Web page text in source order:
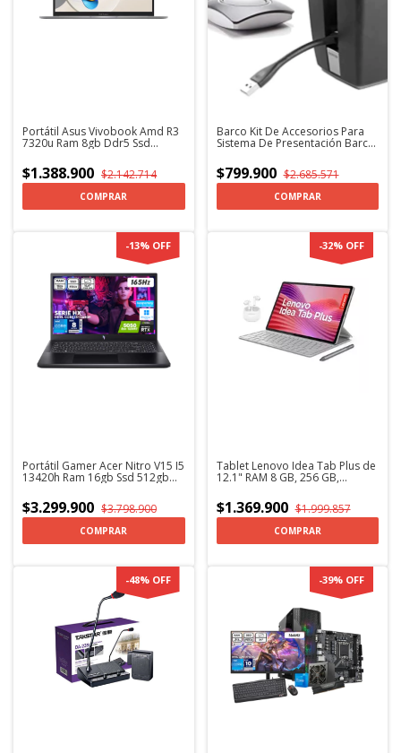
Portátil Asus Vivobook Amd R3
7320u Ram 8gb Ddr5 Ssd
$1.388.900 $2.142.714
Barco Kit De Accesorios Para
Sistema De Presentación Barco
$799.900 $2.685.571
Portátil Gamer Acer Nitro V15 I5
13420h Ram 16gb Ssd 512gb
(OPEN BOX)
-13% OFF
$3.299.900 $3.798.900
COMPRAR
Tablet Lenovo Idea Tab Plus de
12.1" RAM 8 GB, 256 GB,
Antivirus Combo
-32% OFF
$1.369.900 $1.999.857
-48% OFF -39% OFF